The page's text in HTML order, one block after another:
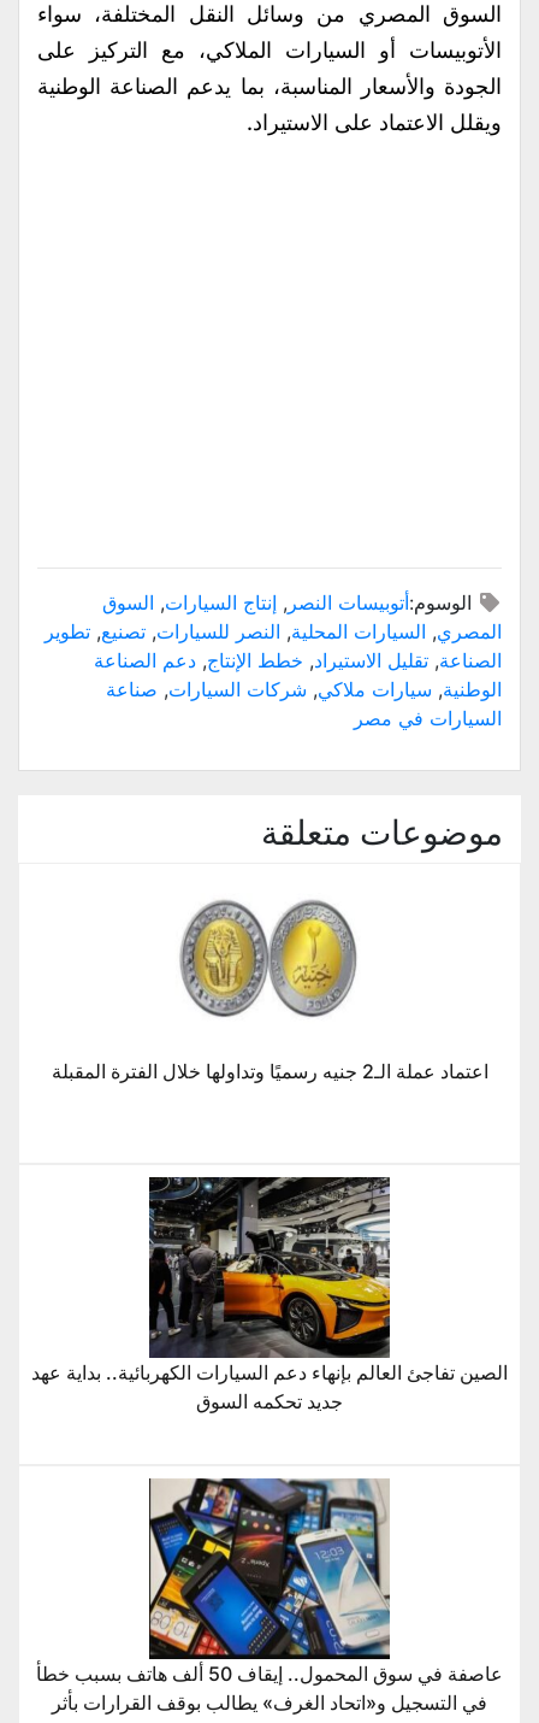
السوق المصري من وسائل النقل المختلفة، سواء
الأتوبيسات أو السيارات الملاكي، مع التركيز على
الجودة والأسعار المناسبة، بما يدعم الصناعة الوطنية
ويقلل الاعتماد على الاستيراد.
الوسوم:أتوبيسات النصر , إنتاج السيارات, السوق
المصري, السيارات المحلية, النصر للسيارات, تصنيع, تطوير
الصناعة, تقليل الاستيراد, خطط الإنتاج, دعم الصناعة
الوطنية, سيارات ملاكي, شركات السيارات, صناعة
السيارات في مصر
موضوعات متعلقة
اعتماد عملة الـ2 جنيه رسميًا وتداولها خلال الفترة المقبلة
الصين تفاجئ العالم بإنهاء دعم السيارات الكهربائية.. بداية عهد
جديد تحكمه السوق
عاصفة في سوق المحمول.. إيقاف 50 ألف هاتف بسبب خطأ
في التسجيل و«اتحاد الغرف» يطالب بوقف القرارات بأثر